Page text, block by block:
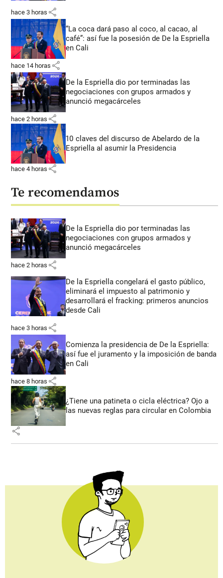
hace 3 horas share
“La coca dará paso al coco, al cacao, al
café”: así fue la posesión de De la Espriella
en Cali
hace 14 horas share
De la Espriella dio por terminadas las
negociaciones con grupos armados y
anunció megacárceles
hace 2 horas share
10 claves del discurso de Abelardo de la
Espriella al asumir la Presidencia
hace 4 horas share
Te recomendamos
De la Espriella dio por terminadas las
negociaciones con grupos armados y
anunció megacárceles
hace 2 horas share
De la Espriella congelará el gasto público,
eliminará el impuesto al patrimonio y
desarrollará el fracking: primeros anuncios
desde Cali
hace 3 horas share
Comienza la presidencia de De la Espriella:
así fue el juramento y la imposición de banda
en Cali
hace 8 horas share
¿Tiene una patineta o cicla eléctrica? Ojo a
las nuevas reglas para circular en Colombia
share